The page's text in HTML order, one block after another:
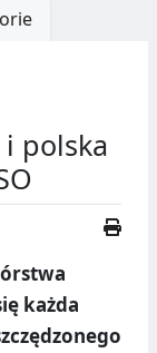
polska
każda